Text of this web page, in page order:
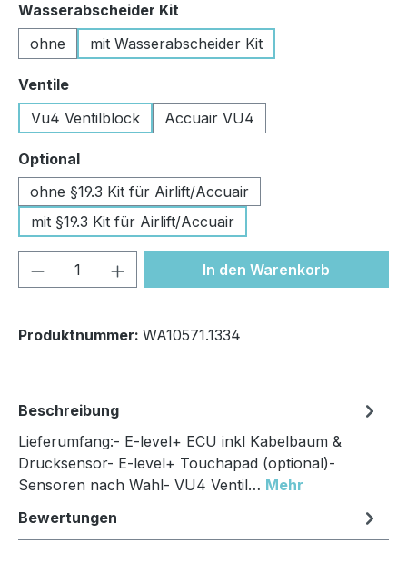
Wasserabscheider Kit
ohne
mit Wasserabscheider Kit
Ventileauswählen
Vu4 Ventilblock
Accuair VU4
Optionalauswählen
ohne §19.3 Kit für Airlift/Accuair
mit §19.3 Kit für Airlift/Accuair
Produkt Anzahl: Gib denIn den Warenkorb
Produktnummer: WA10571.1334
Beschreibung
Lieferumfang:- E-level+ ECU inkl Kabelbaum &
Drucksensor- E-level+ Touchapad (optional)-
Sensoren nach Wahl- VU4 Ventil… Mehr
Bewertungen